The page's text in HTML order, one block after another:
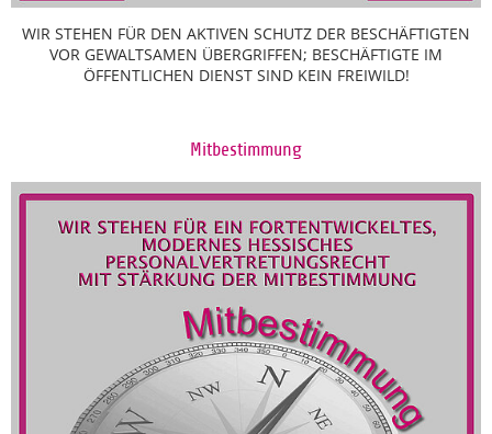
WIR STEHEN FÜR DEN AKTIVEN SCHUTZ DER BESCHÄFTIGTEN
VOR GEWALTSAMEN ÜBERGRIFFEN; BESCHÄFTIGTE IM
ÖFFENTLICHEN DIENST SIND KEIN FREIWILD!
Mitbestimmung